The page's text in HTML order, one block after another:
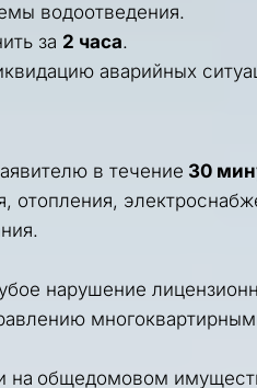
водоотведения.
за 2 часа.
аварийных
в течение 30
отопления,
нарушение
на общедомовом